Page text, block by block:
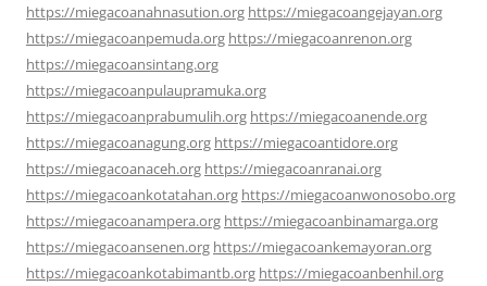
https://miegacoanahnasution.org https://miegacoangejayan.org
https://miegacoanpemuda.org https://miegacoanrenon.org
https://miegacoansintang.org
https://miegacoanpulaupramuka.org
https://miegacoanprabumulih.org https://miegacoanende.org
https://miegacoanagung.org https://miegacoantidore.org
https://miegacoanaceh.org https://miegacoanranai.org
https://miegacoankotatahan.org https://miegacoanwonosobo.org
https://miegacoanampera.org https://miegacoanbinamarga.org
https://miegacoansenen.org https://miegacoankemayoran.org
https://miegacoankotabimantb.org https://miegacoanbenhil.org